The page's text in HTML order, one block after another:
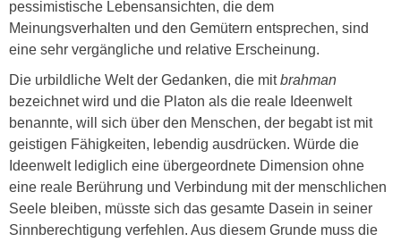
pessimistische Lebensansichten, die dem
Meinungsverhalten und den Gemütern entsprechen, sind
eine sehr vergängliche und relative Erscheinung.
Die urbildliche Welt der Gedanken, die mitbrahman
bezeichnet wird und die Platon als die reale Ideenwelt
benannte, will sich über den Menschen, der begabt ist mit
geistigen Fähigkeiten, lebendig ausdrücken. Würde die
Ideenwelt lediglich eine übergeordnete Dimension ohne
eine reale Berührung und Verbindung mit der menschlichen
Seele bleiben, müsste sich das gesamte Dasein in seiner
Sinnberechtigung verfehlen. Aus diesem Grunde muss die